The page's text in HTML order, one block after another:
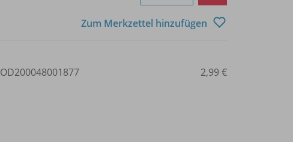
Zum Merkzettel hinzufügen
OD200048001877 2,99 €